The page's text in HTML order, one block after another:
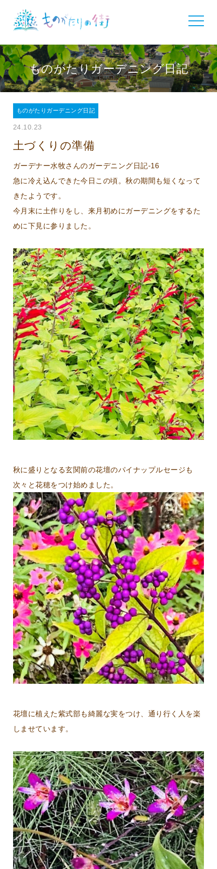
toggle
ものがたりガーデニング日記
ものがたりガーデニング日記
24.10.23
土づくりの準備
ガーデナー水牧さんのガーデニング日記-16
急に冷え込んできた今日この頃。秋の期間も短くなって
きたようです。
今月末に土作りをし、来月初めにガーデニングをするた
めに下見に参りました。
秋に盛りとなる玄関前の花壇のパイナップルセージも
次々と花穂をつけ始めました。
花壇に植えた紫式部も綺麗な実をつけ、通り行く人を楽
しませています。